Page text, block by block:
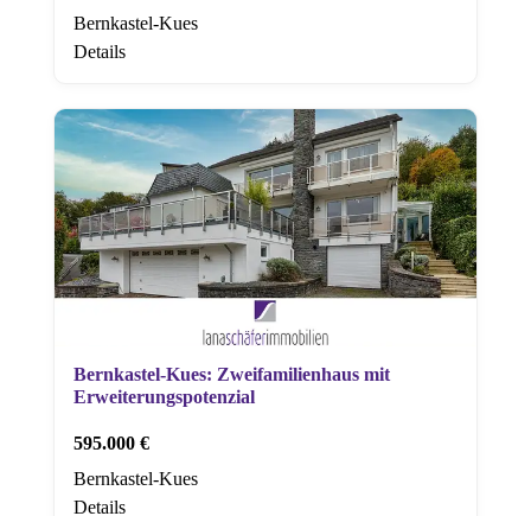
Bernkastel-Kues
Details
Bernkastel-Kues: Zweifamilienhaus mit
Erweiterungspotenzial
595.000 €
Bernkastel-Kues
Details